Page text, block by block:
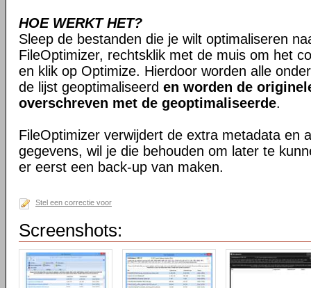
HOE WERKT HET?
Sleep de bestanden die je wilt optimaliseren
FileOptimizer, rechtsklik met de muis om het
en klik op Optimize. Hierdoor worden alle
de lijst geoptimaliseerd en worden de
overschreven met de geoptimaliseerde.
FileOptimizer verwijdert de extra metadata en
gegevens, wil je die behouden om later te
er eerst een back-up van maken.
Stel een correctie voor
Screenshots: